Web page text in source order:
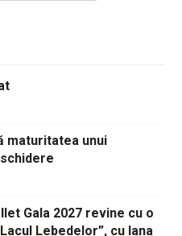
maturitatea unui
Gala 2027 revine cu o
Lebedelor”, cu Iana